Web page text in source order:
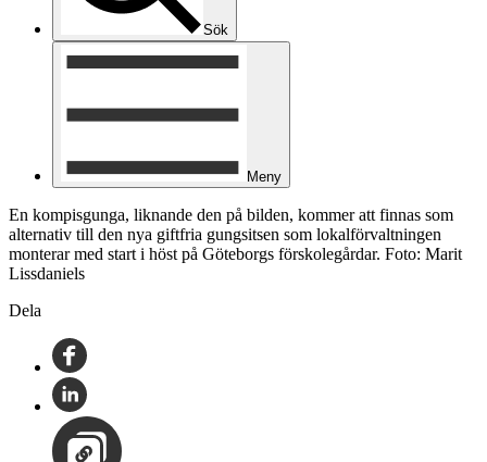
Sök
Meny
En kompisgunga, liknande den på bilden, kommer att finnas som
alternativ till den nya giftfria gungsitsen som lokalförvaltningen
monterar med start i höst på Göteborgs förskolegårdar. Foto: Marit
Lissdaniels
Dela